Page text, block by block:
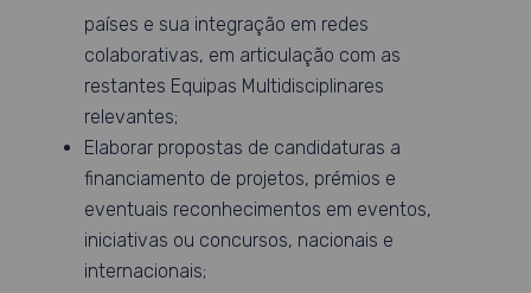
países e sua integração em redes
colaborativas, em articulação com as
restantes Equipas Multidisciplinares
relevantes;
Elaborar propostas de candidaturas a
financiamento de projetos, prémios e
eventuais reconhecimentos em eventos,
iniciativas ou concursos, nacionais e
internacionais;